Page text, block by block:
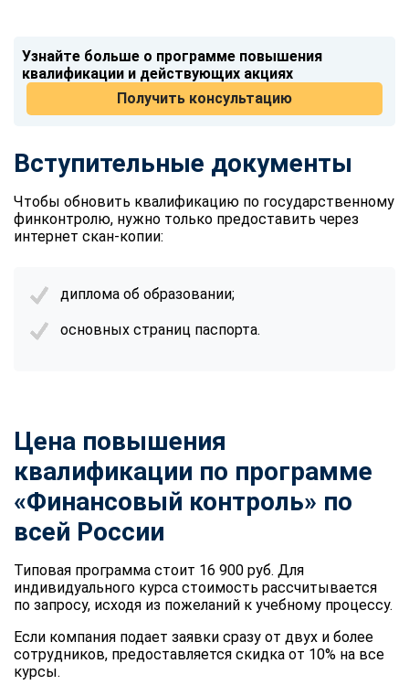
Узнайте больше о программе повышения
квалификации и действующих акциях
Получить консультацию
Вступительные документы
Чтобы обновить квалификацию по государственному
финконтролю, нужно только предоставить через
интернет скан-копии:
диплома об образовании;
основных страниц паспорта.
Цена повышения
квалификации по программе
«Финансовый контроль» по
всей России
Типовая программа стоит 16 900 руб. Для
индивидуального курса стоимость рассчитывается
по запросу, исходя из пожеланий к учебному процессу.
Если компания подает заявки сразу от двух и более
сотрудников, предоставляется скидка от 10% на все
курсы.